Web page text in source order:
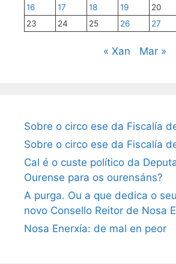
16
17 18 19 20
23
24 25 26 27
« Xan Mar »
Sobre o circo ese da Fiscalía
Sobre o circo ese da Fiscalía
Cal é o custe político da
Ourense para os ourensáns?
A purga. Ou a que dedica o
novo Consello Reitor de Nosa
Nosa Enerxía: de mal en peor